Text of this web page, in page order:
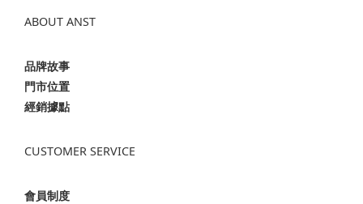
ABOUT ANST
品牌故事
門市位置
經銷據點
CUSTOMER SERVICE
會員制度